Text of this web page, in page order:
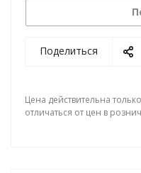
Поделиться
Цена действительна
отличаться от цен в